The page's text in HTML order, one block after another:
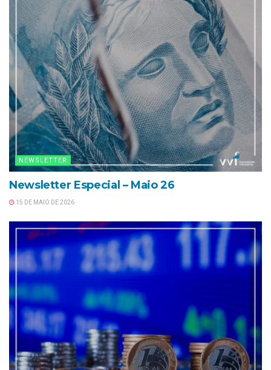
NEWSLETTER
Newsletter Especial – Maio 26
15 DE MAIO DE 2026